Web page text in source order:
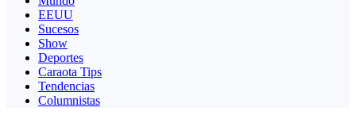
EEUU
Sucesos
Show
Deportes
Caraota Tips
Tendencias
Columnistas